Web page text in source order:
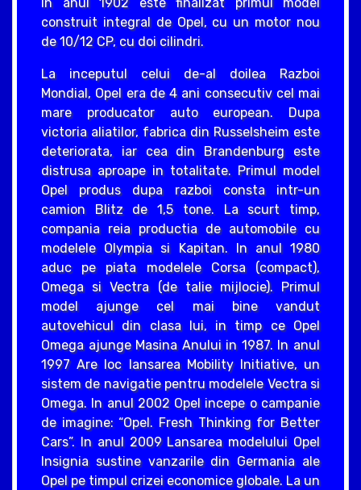
construit integral de Opel, cu un motor nou
de 10/12 CP, cu doi cilindri.
La inceputul celui de-al doilea Razboi
Mondial, Opel era de 4 ani consecutiv cel mai
mare producator auto european. Dupa
victoria aliatilor, fabrica din Russelsheim este
deteriorata, iar cea din Brandenburg este
distrusa aproape in totalitate. Primul model
Opel produs dupa razboi consta intr-un
camion Blitz de 1,5 tone. La scurt timp,
compania reia productia de automobile cu
modelele Olympia si Kapitan. In anul 1980
aduc pe piata modelele Corsa (compact),
Omega si Vectra (de talie mijlocie). Primul
model ajunge cel mai bine vandut
autovehicul din clasa lui, in timp ce Opel
Omega ajunge Masina Anului in 1987. In anul
1997 Are loc lansarea Mobility Initiative, un
sistem de navigatie pentru modelele Vectra si
Omega. In anul 2002 Opel incepe o campanie
de imagine: “Opel. Fresh Thinking for Better
Cars”. In anul 2009 Lansarea modelului Opel
Insignia sustine vanzarile din Germania ale
Opel pe timpul crizei economice globale. La un